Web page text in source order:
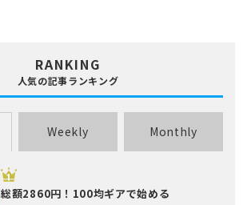
RANKING
人気の記事ランキング
Weekly Monthly
総額2860円！100均ギアで始める